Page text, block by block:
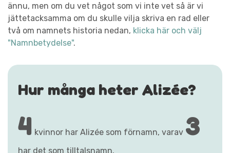
ännu, men om du vet något som vi inte vet så är vi
jättetacksamma om du skulle vilja skriva en rad eller
två om namnets historia nedan, klicka här och välj
"Namnbetydelse".
Hur många heter Alizée?
4 kvinnor har Alizée som förnamn, varav 3
har det som tilltalsnamn.